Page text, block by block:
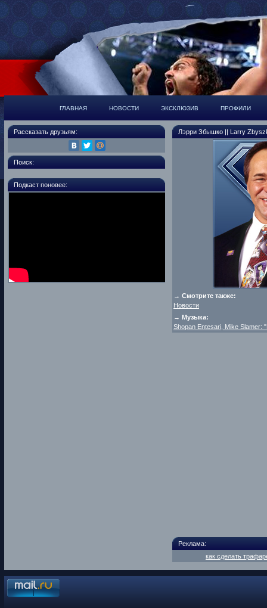
ГЛАВНАЯ НОВОСТИ ЭКСКЛЮЗИВ ПРОФИЛИ
Рассказать друзьям:
Поиск:
Подкаст поновее:
Лэрри Збышко || Larry
→ Смотрите также:
Новости
→ Музыка:
Shopan Entesari, Mike Slamer:
Реклама:
как сделать